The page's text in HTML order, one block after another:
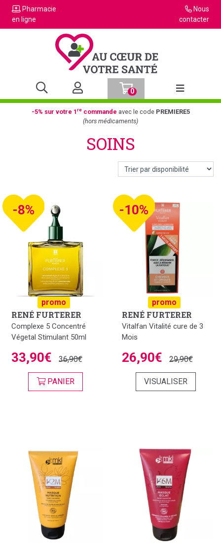
Pharmacie
en ligne
Nous
contacter
0
Afficher la
-5% sur votre 1recommande avec le code PREMIERE5
(hors médicaments)
SOINS
-8%
promo
RENÉ FURTERER
Complexe 5 Concentré
Végetal Stimulant 50ml
33,90€ 36,90€
PANIER
-10%
promo
RENÉ FURTERER
Vitalfan Vitalité cure de 3
Mois
26,90€ 29,90€
VISUALISER